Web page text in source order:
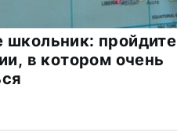
школьник: пройдите
в котором очень